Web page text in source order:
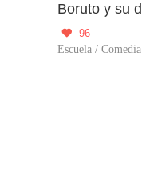

96
Escuela / Comedia